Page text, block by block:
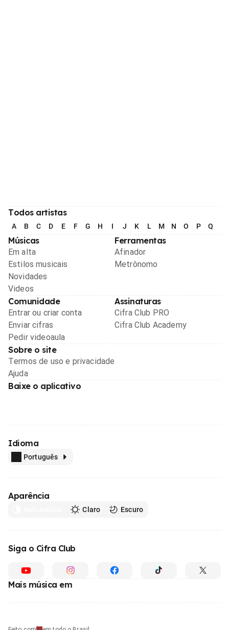
Todos artistas
A B C D E F G H I J K L M N O P Q
Músicas
Em alta
Estilos musicais
Novidades
Videos
Ferramentas
Afinador
Metrônomo
Comunidade
Entrar ou criar conta
Enviar cifras
Pedir videoaula
Assinaturas
Cifra Club PRO
Cifra Club Academy
Sobre o site
Termos de uso e privacidade
Ajuda
Baixe o aplicativo
Idioma
Português
Aparência
Claro Escuro
Siga o Cifra Club
Mais música em